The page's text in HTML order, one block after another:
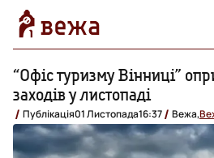
“Офіс туризму Вінниці”
заходів у листопаді
Публікація01 Листопада16:37 Вежа,